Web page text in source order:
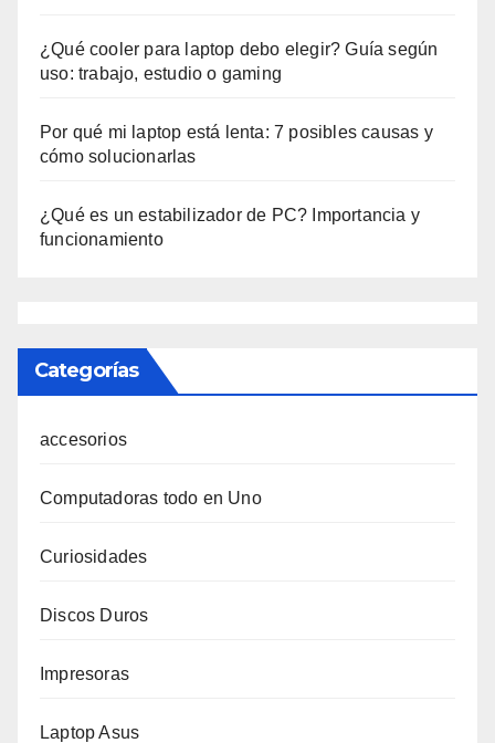
¿Qué cooler para laptop debo elegir? Guía según
uso: trabajo, estudio o gaming
Por qué mi laptop está lenta: 7 posibles causas y
cómo solucionarlas
¿Qué es un estabilizador de PC? Importancia y
funcionamiento
Categorías
accesorios
Computadoras todo en Uno
Curiosidades
Discos Duros
Impresoras
Laptop Asus